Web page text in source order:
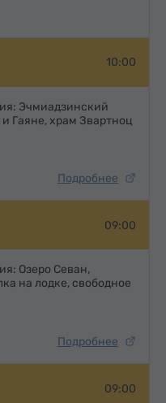
10:00
Эчмиадзинский
Гаяне, храм Звартноц
Подробнее
09:00
Озеро Севан,
на лодке, свободное
Подробнее
09:00